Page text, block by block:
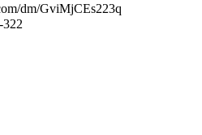
dm/GviMjCEs223q